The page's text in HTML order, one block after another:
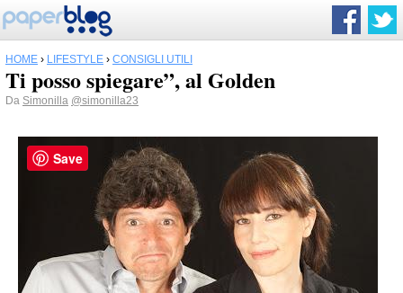
HOME › LIFESTYLE › CONSIGLI UTILI
Ti posso spiegare”, al Golden
Da Simonilla @simonilla23
Save